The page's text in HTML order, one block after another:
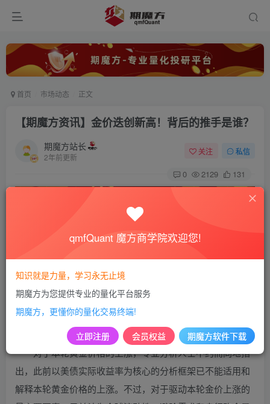
首页 市场动态 正文
【期魔方资讯】金价迭创新高！背后的推手是谁？
期魔方站长
2年前更新
关注 私信
0 2129 131
近期，金价“狂飙”引发全球市场的震动和高度关注。本轮金
对于本轮黄金价格的上涨，专业分析人士不约而同地指
出，此前以美债实际收益率为核心的分析框架已不能适用和
解释本轮黄金价格的上涨。不过，对于驱动本轮金价上涨的
qmfQuant 魔方商学院欢迎您!
知识就是力量，学习永无止境
期魔方为您提供专业的量化平台服务
期魔方，更懂你的量化交易终端!
立即注册 会员权益 期魔方软件下载